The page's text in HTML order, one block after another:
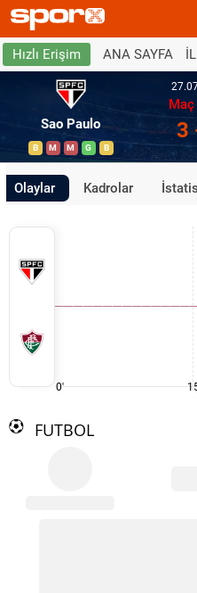
Hızlı Erişim ANA SAYFA
Sao Paulo
B M M G B
Maç
3
Olaylar Kadrolar
0'
FUTBOL